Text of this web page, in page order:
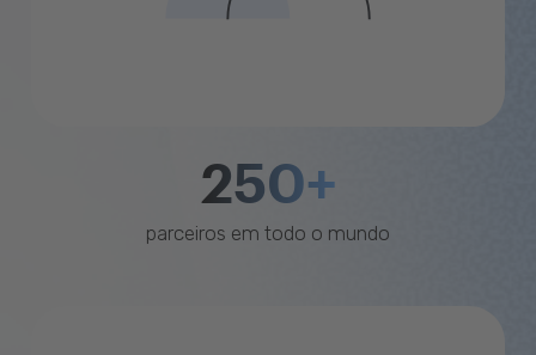
250+
parceiros em todo o mundo